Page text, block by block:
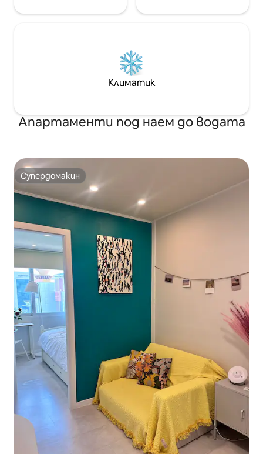
и кафенета в Джонгно, предоставен
се начислява
300 000 вона) Това е място за
настаняване
(Използване на
Климатик
Апартаменти под наем до водата
Супердомакин
Супердомакин